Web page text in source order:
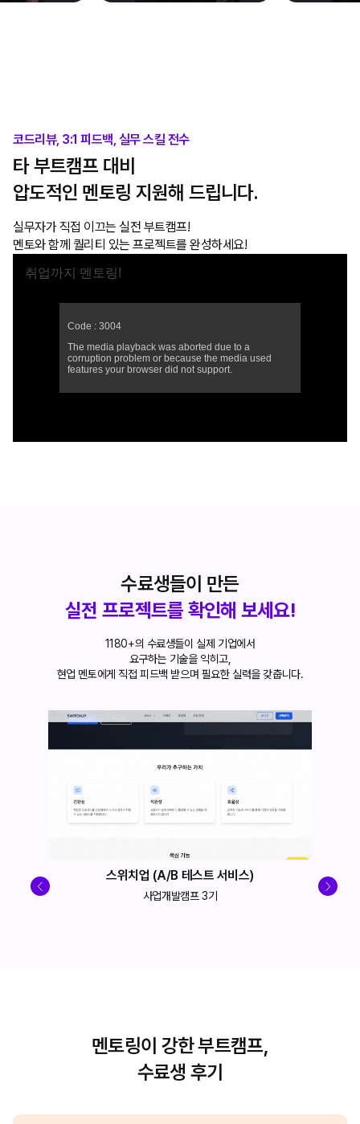
코드리뷰, 3:1 피드백, 실무 스킬 전수
타 부트캠프 대비
압도적인 멘토링 지원해 드립니다.
실무자가 직접 이끄는 실전 부트캠프!
멘토와 함께 퀄리티 있는 프로젝트를 완성하세요!
수료생들이 만든
실전 프로젝트를 확인해 보세요!
1180+의 수료생들이 실제 기업에서
요구하는 기술을 익히고,
현업 멘토에게 직접 피드백 받으며 필요한 실력을 갖춥니다.
스위치업 (A/B 테스트 서비스)
사업개발캠프 3기
멘토링이 강한 부트캠프,
수료생 후기